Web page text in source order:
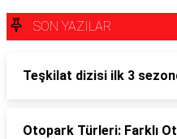
SON YAZILAR
Teşkilat dizisi ilk 3
Otopark Türleri: Farklı